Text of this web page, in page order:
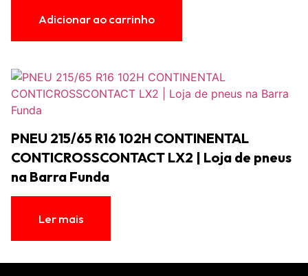
Adicionar ao carrinho
PNEU 215/65 R16 102H CONTINENTAL
CONTICROSSCONTACT LX2 | Loja de pneus
na Barra Funda
Ler mais